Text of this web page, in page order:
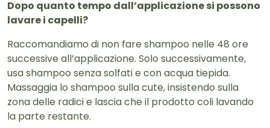
Dopo quanto tempo dall’applicazione si possono
lavare i capelli?
Raccomandiamo di non fare shampoo nelle 48 ore
successive all’applicazione. Solo successivamente,
usa shampoo senza solfati e con acqua tiepida.
Massaggia lo shampoo sulla cute, insistendo sulla
zona delle radici e lascia che il prodotto coli lavando
la parte restante.